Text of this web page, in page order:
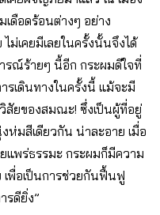
ดือดร้อนต่างๆ อย่าง
เคยมีเลยในครั้งนั้นจึงได้
ณ์ร้ายๆ นี้อีก กระผมดีใจที่
รเดินทางในครั้งนี้ แม้จะมี
สัยของสมณะ! ซึ่งเป็นผู้ที่อยู่
ห่มสีเดียวกัน น่าละอาย เมื่อ
แพร่ธรรมะ กระผมก็มีความ
พื่อเป็นการช่วยกันฟื้นฟู
รดียิ่ง”